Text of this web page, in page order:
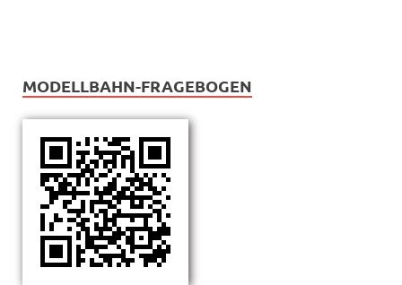
MODELLBAHN-FRAGEBOGEN